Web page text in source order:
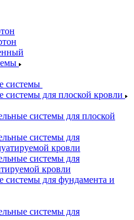
системы
системы для плоской кровли
системы для плоской
системы для
кровли
системы для
кровли
системы для фундамента и
системы для